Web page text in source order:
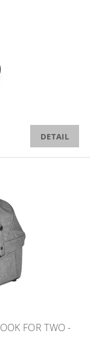
DETAIL
FOR TWO -